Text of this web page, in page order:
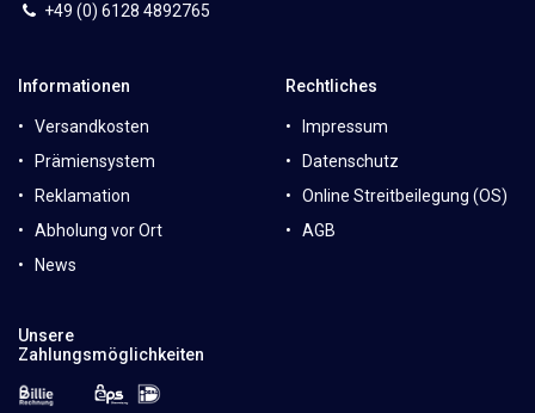
+49 (0) 6128 4892765
Informationen
Versandkosten
Prämiensystem
Reklamation
Abholung vor Ort
News
Rechtliches
Impressum
Datenschutz
Online Streitbeilegung (OS)
AGB
Unsere
Zahlungsmöglichkeiten